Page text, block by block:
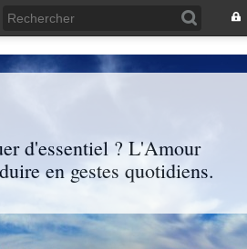
d'essentiel ? L'Amour
en gestes quotidiens.